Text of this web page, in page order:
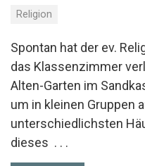
Religion
Spontan hat der ev.
das Klassenzimmer
Alten-Garten im
um in kleinen Gruppen
unterschiedlichsten
dieses . . .